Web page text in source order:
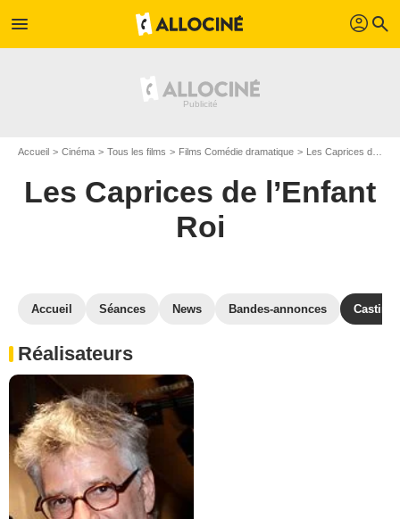
menu profil search
Accueil Cinéma Tous les films Films Comédie dramatique Les Caprices de l’Enfant Roi
Les Caprices de l’Enfant
Roi
Accueil Séances News Bandes-annonces Casting
Réalisateurs